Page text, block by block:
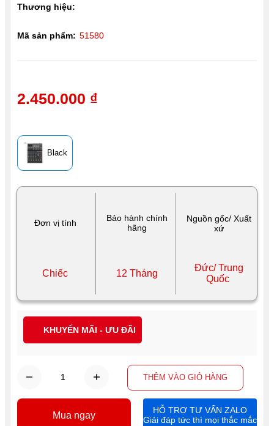
Đơn vị tính
Bảo hành chính
hãng
Nguồn gốc/ Xuất
xứ
Chiếc 12 Tháng
Đức/ Trung
Quốc
Black
THÊM VÀO GIỎ HÀNG
2.450.000 ₫
Thương hiệu:
Mã sản phẩm: 51580
Mua ngay
HỖ TRỢ TƯ VẤN ZALO
Giải đáp tức thì mọi thắc mắc
KHUYẾN MÃI - ƯU ĐÃI